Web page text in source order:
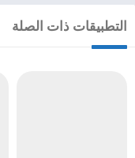
التطبيقات ذات الصلة